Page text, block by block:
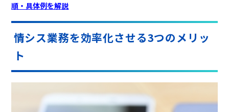
順・具体例を解説
情シス業務を効率化させる3つのメリッ
ト